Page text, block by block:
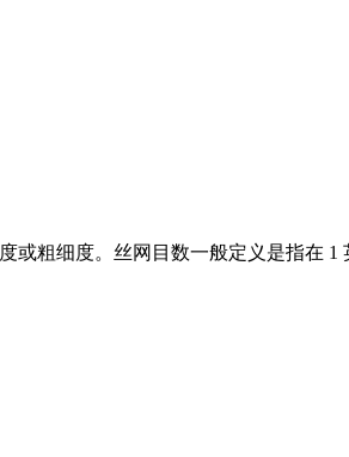
或粗细度。丝网目数一般定义是指在 1